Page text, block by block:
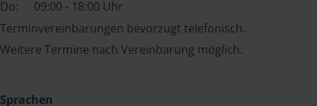
Do:
09:00 - 18:00 Uhr
Terminvereinbarungen bevorzugt telefonisch.
Weitere Termine nach Vereinbarung möglich.
Sprachen